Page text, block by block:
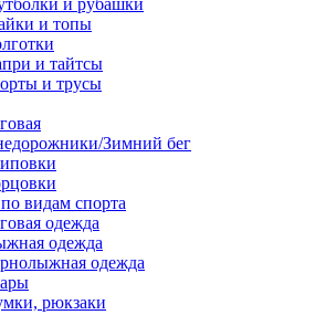
и рубашки
и топы
и тайтсы
и трусы
Зимний бег
видам спорта
одежда
одежда
одежда
рюкзаки